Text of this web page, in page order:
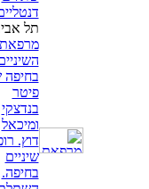
תל
מרפאת
בחיפה
פיטר
בנדצקי
ומיכאל
דוץ.
שיניים
בחיפה.